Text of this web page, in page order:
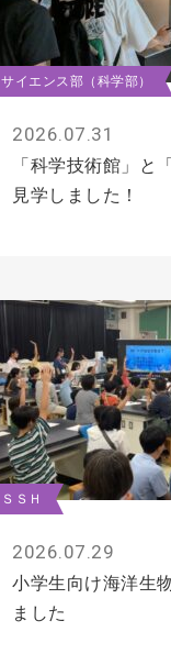
サイエンス部（科学部）
2026.07.31
「科学技術館」と
見学しました！
ＳＳＨ
2026.07.29
小学生向け海洋生
ました